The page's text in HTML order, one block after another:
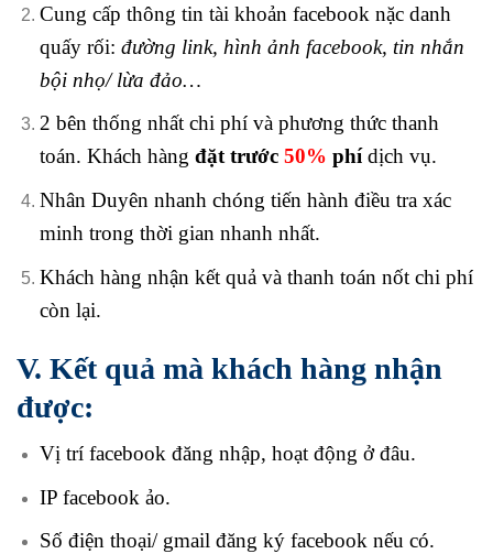
Cung cấp thông tin tài khoản facebook nặc danh
quấy rối: đường link, hình ảnh facebook, tin nhắn
bội nhọ/ lừa đảo…
2 bên thống nhất chi phí và phương thức thanh
toán. Khách hàng đặt trước 50% phídịch vụ.
Nhân Duyên nhanh chóng tiến hành điều tra xác
minh trong thời gian nhanh nhất.
Khách hàng nhận kết quả và thanh toán nốt chi phí
còn lại.
V. Kết quả mà khách hàng nhận
được:
Vị trí facebook đăng nhập, hoạt động ở đâu.
IP facebook ảo.
Số điện thoại/ gmail đăng ký facebook nếu có.